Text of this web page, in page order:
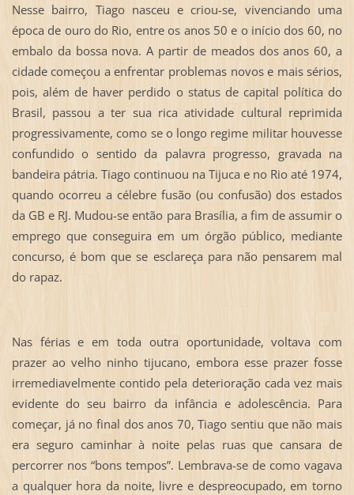
Nesse bairro, Tiago nasceu e criou-se, vivenciando uma
época de ouro do Rio, entre os anos 50 e o início dos 60, no
embalo da bossa nova. A partir de meados dos anos 60, a
cidade começou a enfrentar problemas novos e mais sérios,
pois, além de haver perdido o status de capital política do
Brasil, passou a ter sua rica atividade cultural reprimida
progressivamente, como se o longo regime militar houvesse
confundido o sentido da palavra progresso, gravada na
bandeira pátria. Tiago continuou na Tijuca e no Rio até 1974,
quando ocorreu a célebre fusão (ou confusão) dos estados
da GB e RJ. Mudou-se então para Brasília, a fim de assumir o
emprego que conseguira em um órgão público, mediante
concurso, é bom que se esclareça para não pensarem mal
do rapaz.
Nas férias e em toda outra oportunidade, voltava com
prazer ao velho ninho tijucano, embora esse prazer fosse
irremediavelmente contido pela deterioração cada vez mais
evidente do seu bairro da infância e adolescência. Para
começar, já no final dos anos 70, Tiago sentiu que não mais
era seguro caminhar à noite pelas ruas que cansara de
percorrer nos “bons tempos”. Lembrava-se de como vagava
a qualquer hora da noite, livre e despreocupado, em torno